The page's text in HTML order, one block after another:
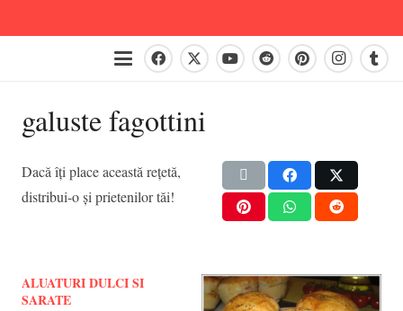
galuste fagottini
Dacă îți place această rețetă,
distribui-o și prietenilor tăi!
ALUATURI DULCI SI
SARATE